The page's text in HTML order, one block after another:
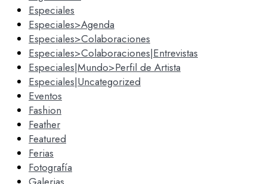
Especiales
Especiales>Agenda
Especiales>Colaboraciones
Especiales>Colaboraciones|Entrevistas
Especiales|Mundo>Perfil de Artista
Especiales|Uncategorized
Eventos
Fashion
Feather
Featured
Ferias
Fotografía